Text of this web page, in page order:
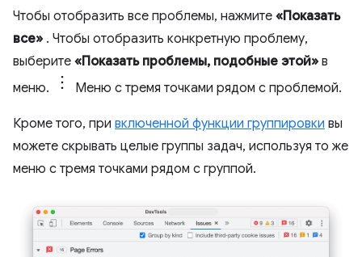
Чтобы отобразить все проблемы, нажмите «Показать
все» . Чтобы отобразить конкретную проблему,
выберите «Показать проблемы, подобные этой» в
меню.
Меню с тремя точками рядом с проблемой.
Кроме того, при включенной функции группировки вы
можете скрывать целые группы задач, используя то же
меню с тремя точками рядом с группой.